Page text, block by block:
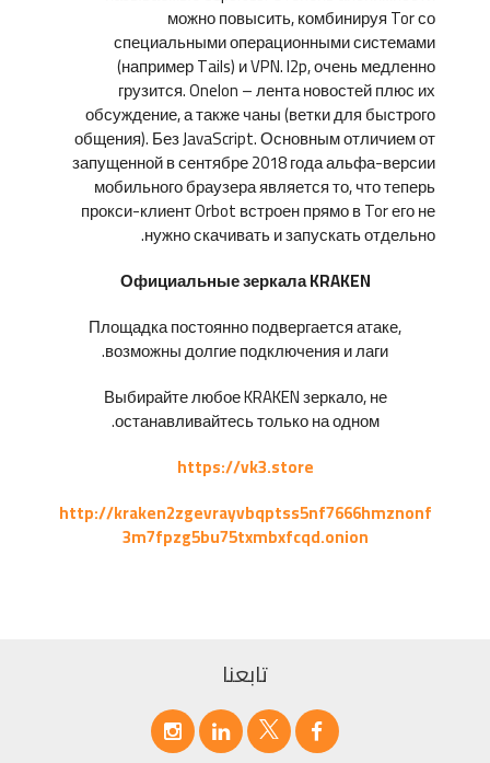
можно повысить, комбинируя Tor со
специальными операционными системами
(например Tails) и VPN. I2p, очень медленно
грузится. Onelon – лента новостей плюс их
обсуждение, а также чаны (ветки для быстрого
общения). Без JavaScript. Основным отличием от
запущенной в сентябре 2018 года альфа-версии
мобильного браузера является то, что теперь
прокси-клиент Orbot встроен прямо в Tor его не
нужно скачивать и запускать отдельно.
Официальные зеркала KRAKEN
Площадка постоянно подвергается атаке,
возможны долгие подключения и лаги.
Выбирайте любое KRAKEN зеркало, не
останавливайтесь только на одном.
https://vk3.store
http://kraken2zgevrayvbqptss5nf7666hmznonf
3m7fpzg5bu75txmbxfcqd.onion
تابعنا